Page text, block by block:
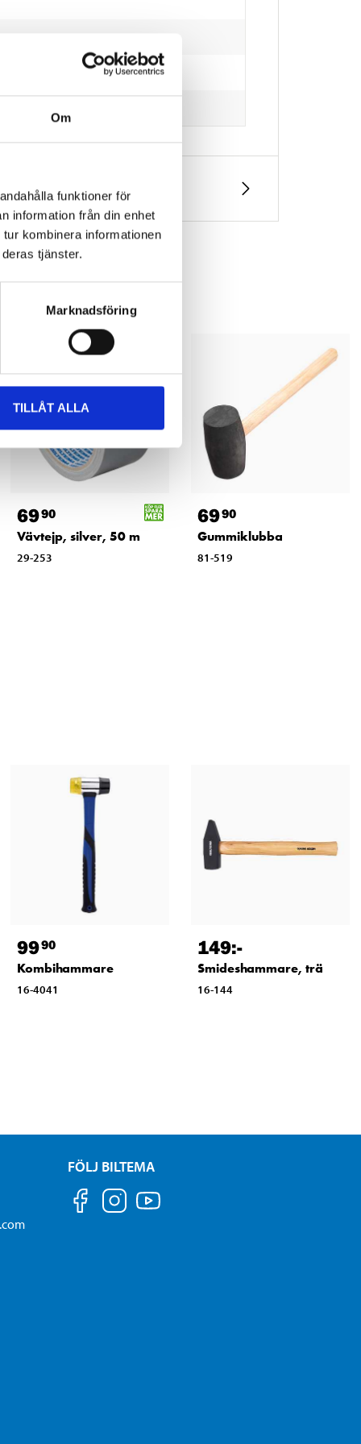
Om
funktioner för
information från din enhet
kombinera informationen
tjänster.
Marknadsföring
TILLÅT ALLA
6990
Vävtejp, silver, 50 m
29-253
6990
Gummiklubba
81-519
9990
Kombihammare
16-4041
149:-
Smideshammare, trä
16-144
FÖLJ BILTEMA